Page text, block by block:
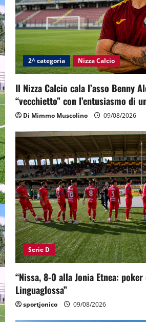
2^ categoria Nizza Calcio
Il Nizza Calcio cala l’asso Benny
“vecchietto” con l’entusiasmo di
Di Mimmo Muscolino 09/08/2026
Serie D
“Nissa, 8-0 alla Jonia Etnea:
Linguaglossa”
sportjonico 09/08/2026